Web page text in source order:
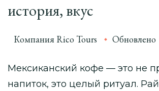
история, вкус
Компания Rico Tours Обновлено
Мексиканский кофе — это не
напиток, это целый ритуал.